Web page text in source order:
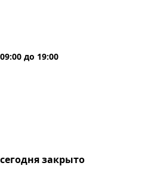
09:00 до 19:00
сегоднязакрыто